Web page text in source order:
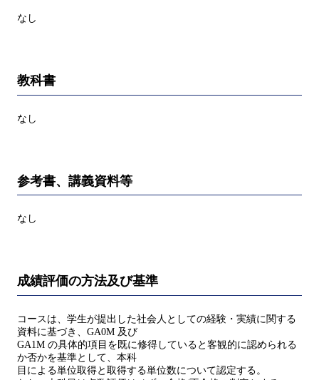
なし
教科書
なし
参考書、講義資料等
なし
成績評価の方法及び基準
コースは、学生が提出した社会人としての経験・実績に関する
資料に基づき、GA0M 及び
GA1M の具体的項目を既に修得していると客観的に認められる
か否かを基準として、本科
目による単位取得と取得する単位数について認定する。